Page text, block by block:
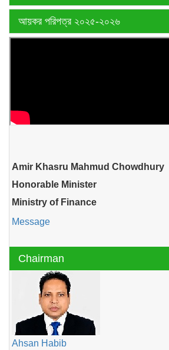
আয়কর পরিপত্র ২০২৫-২০২৬
Amir Khasru Mahmud Chowdhury
Honorable Minister
Ministry of Finance
Message
Chairman
Ahsan Habib